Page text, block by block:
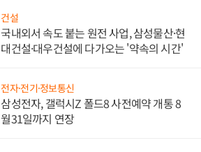
건설
국내외서 속도 붙는 원전 사업, 삼성물산·현
대건설·대우건설에 다가오는 '약속의 시간'
전자·전기·정보통신
삼성전자, 갤럭시Z 폴드8 사전예약 개통 8
월31일까지 연장